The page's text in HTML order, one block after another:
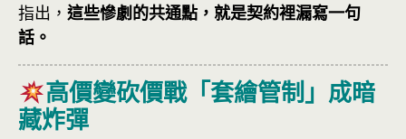
指出， 這些慘劇的共通點，就是契約裡漏寫一句
話。
高價變砍價戰「套繪管制」成暗
藏炸彈